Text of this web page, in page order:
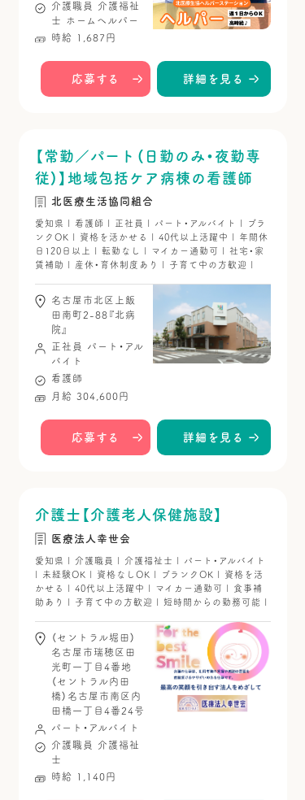
介護職員
介護福祉
士
ホームヘルパー
時給 1,687円
応募する 詳細を見る
【常勤／パート（日勤のみ・夜勤専
従）】地域包括ケア病棟の看護師
北医療生活協同組合
愛知県 | 看護師 | 正社員 | パート・アルバイト | ブラ
ンクOK | 資格を活かせる | 40代以上活躍中 | 年間休
日120日以上 | 転勤なし | マイカー通勤可 | 社宅・家
賃補助 | 産休・育休制度あり | 子育て中の方歓迎 |
名古屋市北区上飯
田南町2-88『北病
院』
正社員
パート・アル
バイト
看護師
月給 304,600円
応募する 詳細を見る
介護士【介護老人保健施設】
医療法人幸世会
愛知県 | 介護職員 | 介護福祉士 | パート・アルバイト
| 未経験OK | 資格なしOK | ブランクOK | 資格を活
かせる | 40代以上活躍中 | マイカー通勤可 | 食事補
助あり | 子育て中の方歓迎 | 短時間からの勤務可能 |
（セントラル堀田）
名古屋市瑞穂区田
光町一丁目4番地
（セントラル内田
橋）名古屋市南区内
田橋一丁目4番24号
パート・アルバイト
介護職員
介護福祉
士
時給 1,140円